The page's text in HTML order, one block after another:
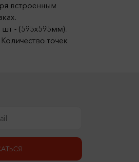
встроенным
шт - (595х595мм).
точек